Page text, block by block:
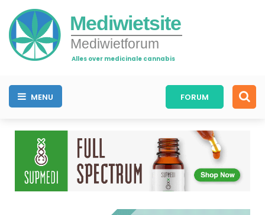
Mediwietsite
Mediwietforum
Alles over medicinale cannabis
MENU FORUM